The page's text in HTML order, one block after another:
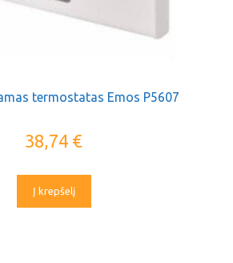
termostatas Emos P5607
38,74 €
Į krepšelį